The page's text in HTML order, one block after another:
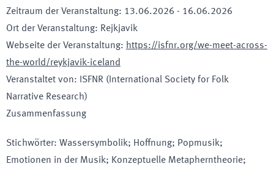
Zeitraum der Veranstaltung: 13.06.2026 - 16.06.2026
Ort der Veranstaltung: Rejkjavik
Webseite der Veranstaltung: https://isfnr.org/we-meet-across-
the-world/reykjavik-iceland
Veranstaltet von:
ISFNR (International Society for Folk
Narrative Research)
Zusammenfassung
Stichwörter: Wassersymbolik; Hoffnung; Popmusik;
Emotionen in der Musik; Konzeptuelle Metapherntheorie;